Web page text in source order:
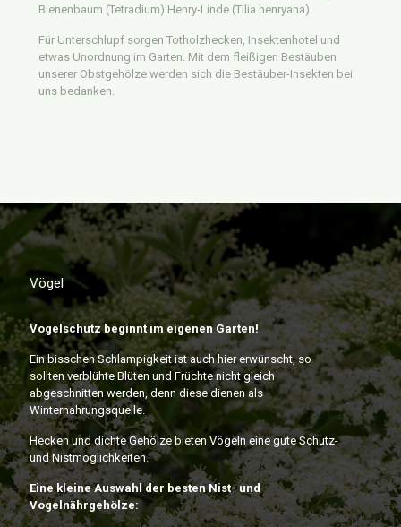
Bienenbaum (Tetradium) Henry-Linde (Tilia henryana).
Für Unterschlupf sorgen Totholzhecken, Insektenhotel und
etwas Unordnung im Garten. Mit dem fleißigen Bestäuben
unserer Obstgehölze werden sich die Bestäuber-Insekten bei
uns bedanken.
Vögel
Vogelschutz beginnt im eigenen Garten!
Ein bisschen Schlampigkeit ist auch hier erwünscht, so
sollten verblühte Blüten und Früchte nicht gleich
abgeschnitten werden, denn diese dienen als
Winternahrungsquelle.
Hecken und dichte Gehölze bieten Vögeln eine gute Schutz-
und Nistmöglichkeiten.
Eine kleine Auswahl der besten Nist- und
Vogelnährgehölze: